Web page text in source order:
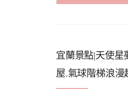
宜蘭景點|天使星
屋.氣球階梯浪漫